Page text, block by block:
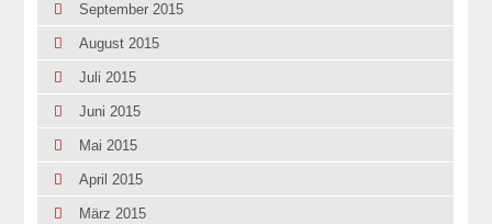
September 2015
August 2015
Juli 2015
Juni 2015
Mai 2015
April 2015
März 2015